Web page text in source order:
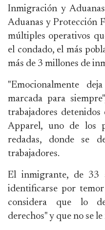
Inmigración y
Aduanas y Protección
múltiples operativos
el condado, el más
más de 3 millones de
"Emocionalmente
marcada para
trabajadores
Apparel, uno de los
redadas, donde se
trabajadores.
El inmigrante, de 33
identificarse por
considera que lo
derechos" y que no se